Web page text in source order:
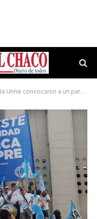
a un paro de 48 horas